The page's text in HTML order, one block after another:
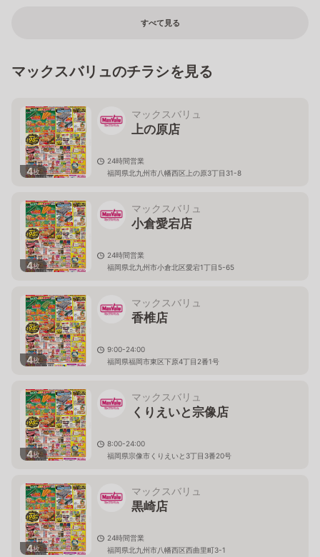
すべて見る
マックスバリュのチラシを見る
4枚
マックスバリュ
上の原店
24時間営業
福岡県北九州市八幡西区上の原3丁目31-8
4枚
マックスバリュ
小倉愛宕店
24時間営業
福岡県北九州市小倉北区愛宕1丁目5-65
4枚
マックスバリュ
香椎店
9:00-24:00
福岡県福岡市東区下原4丁目2番1号
4枚
マックスバリュ
くりえいと宗像店
8:00-24:00
福岡県宗像市くりえいと3丁目3番20号
4枚
マックスバリュ
黒崎店
24時間営業
福岡県北九州市八幡西区西曲里町3-1